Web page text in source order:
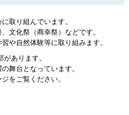
取り組んでいます。
文化祭（商幸祭）などです。
や自然体験等に取り組みます。
あります。
舞台となっています。
をご覧ください。